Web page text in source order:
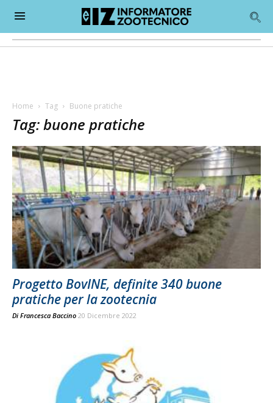
Home Tag Buone pratiche
Tag: buone pratiche
Progetto BovINE, definite 340 buone
pratiche per la zootecnia
Di Francesca Baccino 20 Dicembre 2022